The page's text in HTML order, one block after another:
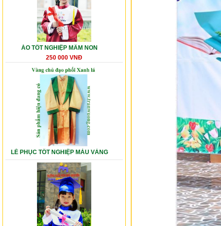
ÁO TỐT NGHIỆP MẦM NON
250 000 VNĐ
LỄ PHỤC TỐT NGHIỆP MÀU VÀNG